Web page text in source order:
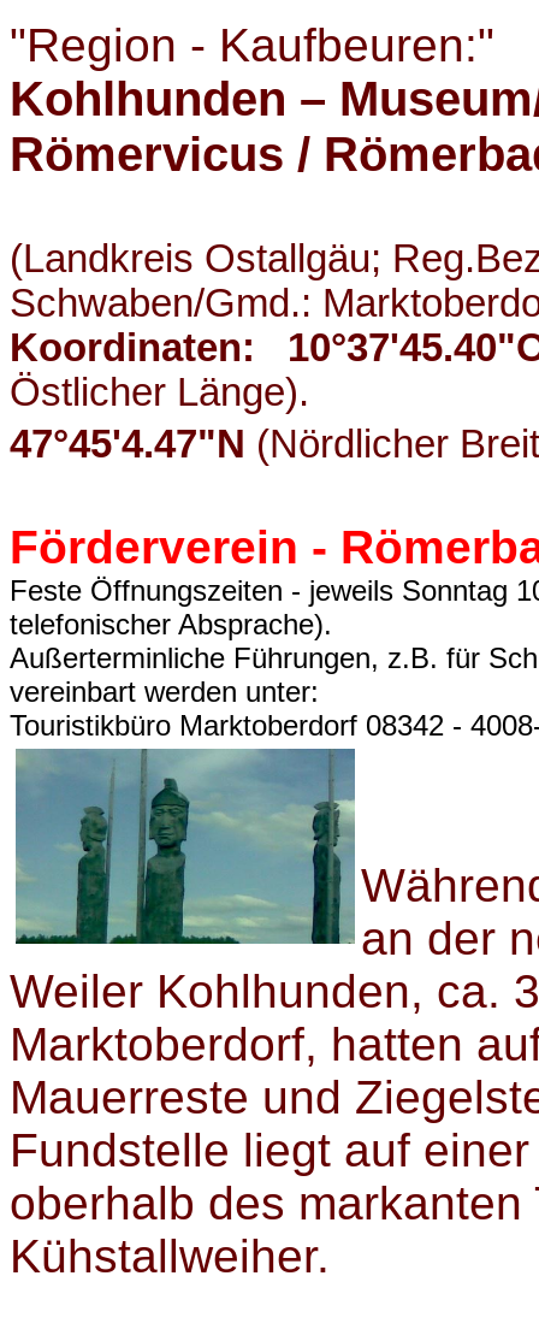
"Region - Kaufbeuren:"
Kohlhunden –
Römervicus /
(Landkreis Ostallgäu;
Schwaben/Gmd.:
Koordinaten:
Östlicher Länge).
47°45'4.47"N (Nördlicher
Förderverein -
Feste Öffnungszeiten - jeweils Sonntag
telefonischer Absprache).
Außerterminliche Führungen, z.B. für
vereinbart werden unter:
Touristikbüro Marktoberdorf 08342 -
an der
Weiler Kohlhunden, ca.
Marktoberdorf, hatten
Mauerreste und
Fundstelle liegt auf
oberhalb des
Kühstallweiher.